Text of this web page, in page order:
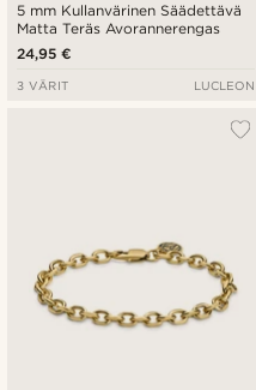
5 mm Kullanvärinen Säädettävä
Matta Teräs Avorannerengas
24,95 €
3 VÄRIT LUCLEON